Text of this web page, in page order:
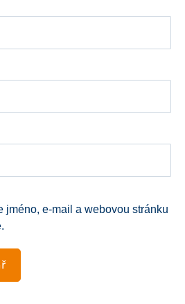
jméno, e-mail a webovou stránku